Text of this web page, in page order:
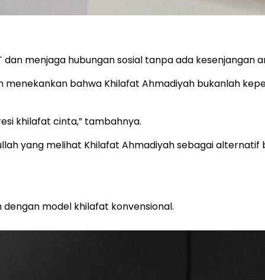
menjaga hubungan sosial tanpa ada kesenjangan
menekankan bahwa Khilafat Ahmadiyah bukanlah
khilafat cinta,” tambahnya.
yang melihat Khilafat Ahmadiyah sebagai
model khilafat konvensional.